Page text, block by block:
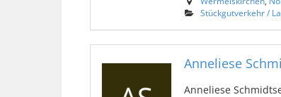
Stückgutverkehr /
Anneliese
Anneliese